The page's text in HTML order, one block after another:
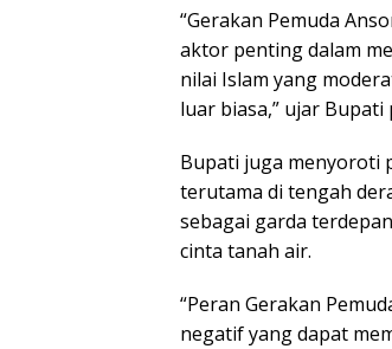
“Gerakan Pemuda
aktor penting dalam
nilai Islam yang
luar biasa,” ujar Bupati
Bupati juga menyoroti
terutama di tengah
sebagai garda
cinta tanah air.
“Peran Gerakan
negatif yang dapat